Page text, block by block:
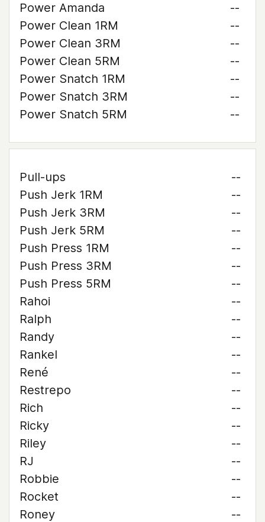
Power Amanda
--
Power Clean 1RM
--
Power Clean 3RM
--
Power Clean 5RM
--
Power Snatch 1RM
--
Power Snatch 3RM
--
Power Snatch 5RM
--
Pull-ups
--
Push Jerk 1RM
--
Push Jerk 3RM
--
Push Jerk 5RM
--
Push Press 1RM
--
Push Press 3RM
--
Push Press 5RM
--
Rahoi
--
Ralph
--
Randy
--
Rankel
--
René
--
Restrepo
--
Rich
--
Ricky
--
Riley
--
RJ
--
Robbie
--
Rocket
--
Roney
--